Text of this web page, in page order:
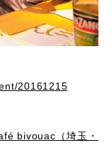
20161215
bivouac（埼玉・